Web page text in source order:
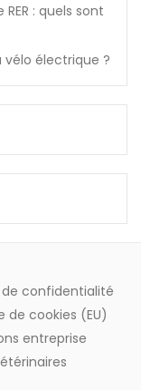
: quels sont
vélo électrique ?
de confidentialité
de cookies (EU)
entreprise